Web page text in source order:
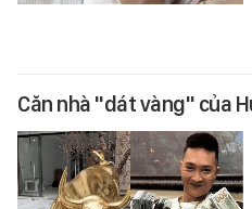
Căn nhà "dát vàng" của